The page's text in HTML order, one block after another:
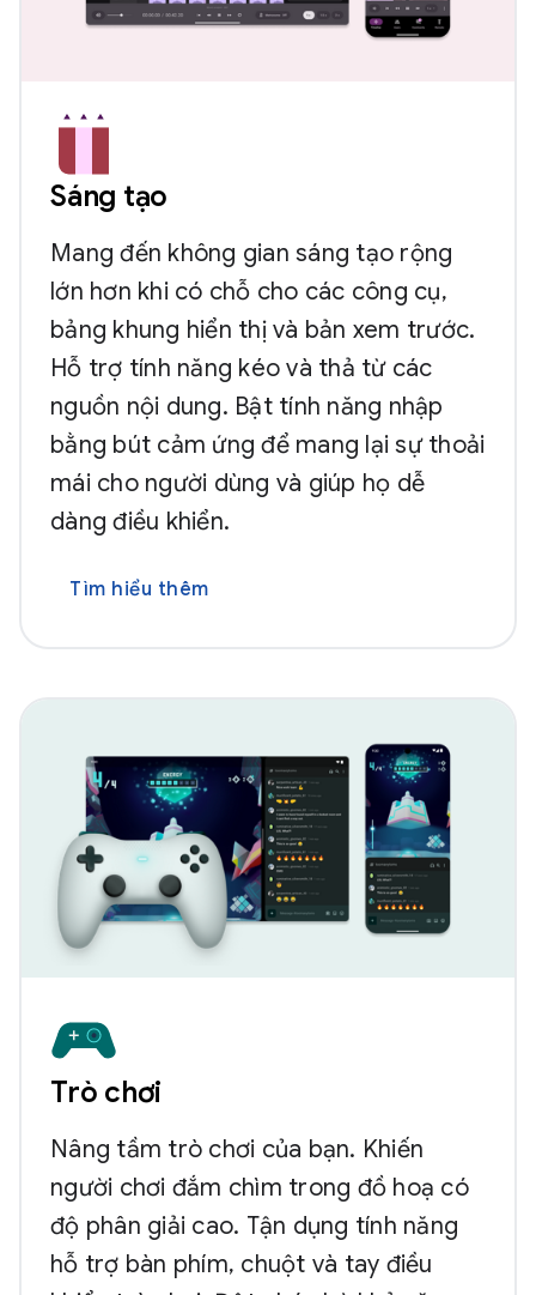
Sáng tạo
Mang đến không gian sáng tạo rộng
lớn hơn khi có chỗ cho các công cụ,
bảng khung hiển thị và bản xem trước.
Hỗ trợ tính năng kéo và thả từ các
nguồn nội dung. Bật tính năng nhập
bằng bút cảm ứng để mang lại sự thoải
mái cho người dùng và giúp họ dễ
dàng điều khiển.
Tìm hiểu thêm
Trò chơi
Nâng tầm trò chơi của bạn. Khiến
người chơi đắm chìm trong đồ hoạ có
độ phân giải cao. Tận dụng tính năng
hỗ trợ bàn phím, chuột và tay điều